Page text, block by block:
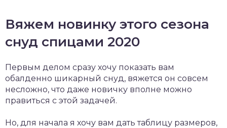
Вяжем новинку этого сезона
снуд спицами 2020
Первым делом сразу хочу показать вам
обалденно шикарный снуд, вяжется он совсем
несложно, что даже новичку вполне можно
правиться с этой задачей.
Но, для начала я хочу вам дать таблицу размеров,